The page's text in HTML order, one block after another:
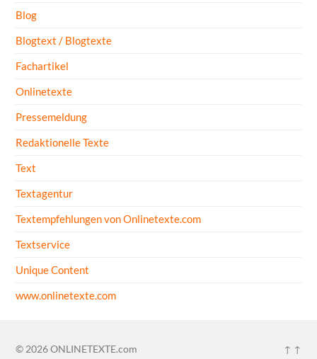
Blog
Blogtext / Blogtexte
Fachartikel
Onlinetexte
Pressemeldung
Redaktionelle Texte
Text
Textagentur
Textempfehlungen von Onlinetexte.com
Textservice
Unique Content
www.onlinetexte.com
© 2026ONLINETEXTE.com ↑ ↑